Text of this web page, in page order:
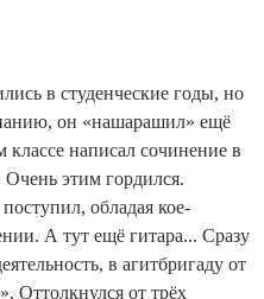
в студенческие годы, но
он «нашарашил» ещё
написал сочинение в
Очень этим гордился.
обладая кое-
А тут ещё гитара... Сразу
в агитбригаду от
Оттолкнулся от трёх